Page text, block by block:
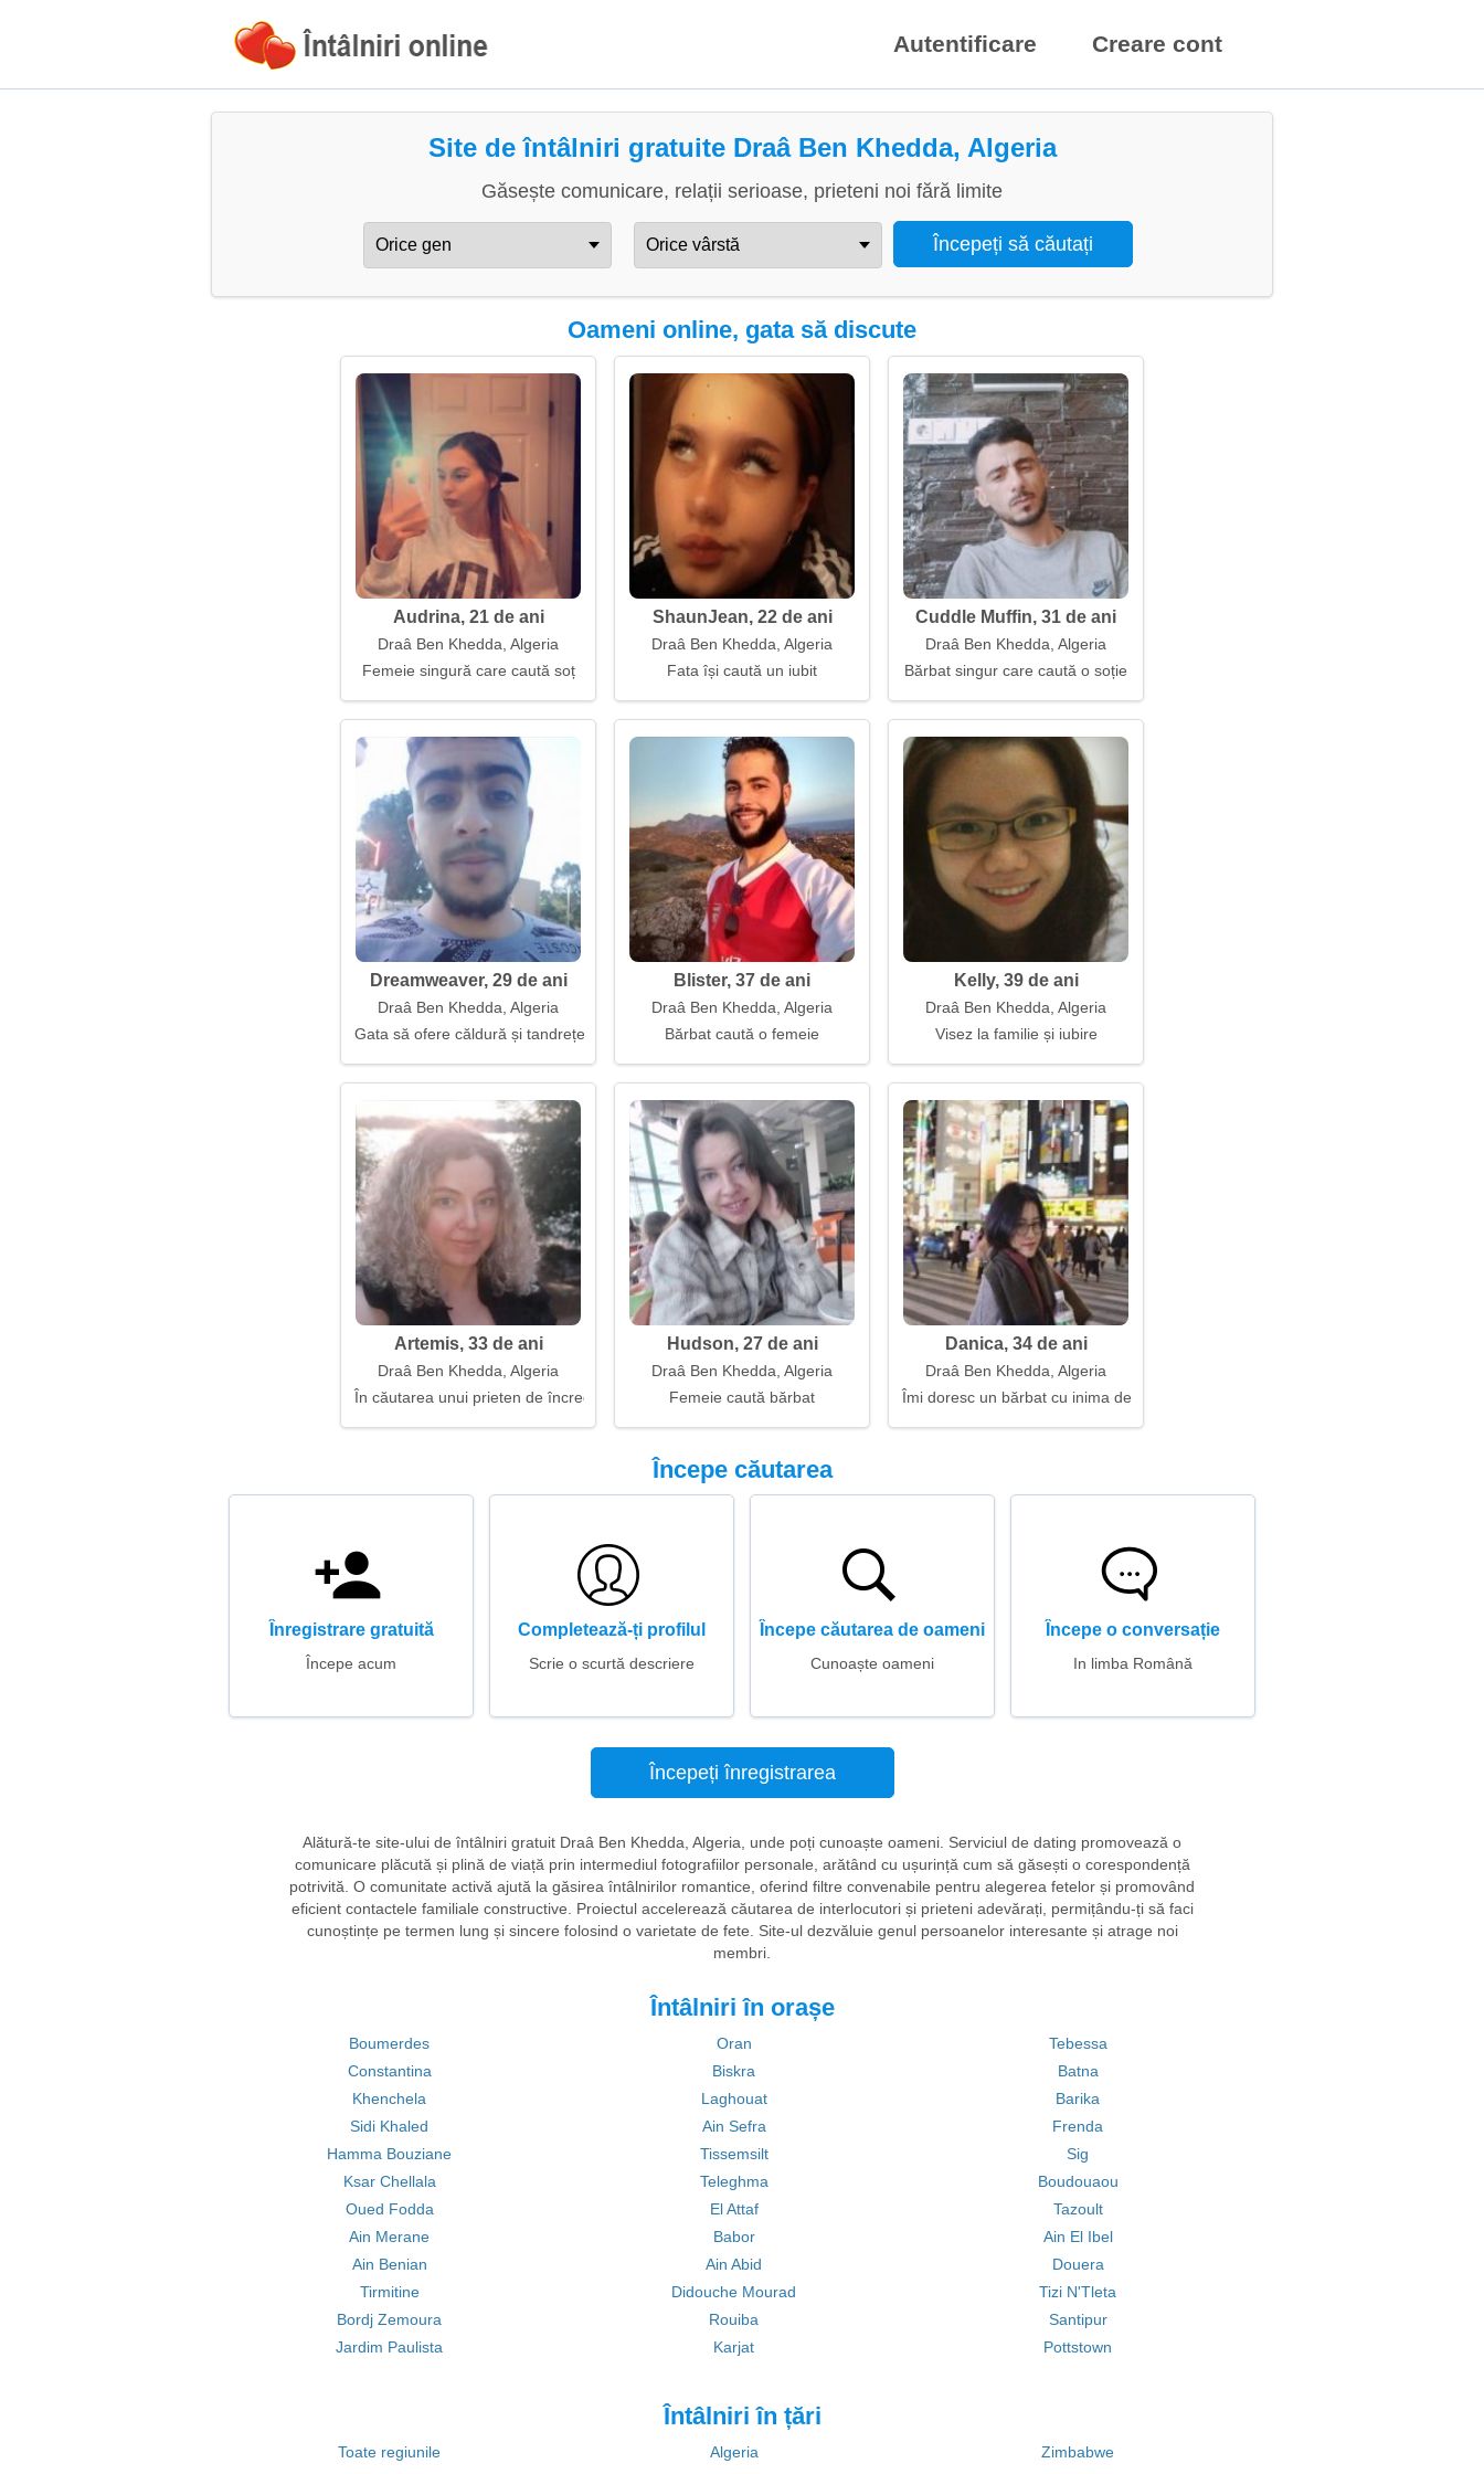
Autentificare Creare cont
Site de întâlniri gratuite Draâ Ben Khedda, Algeria
Găsește comunicare, relații serioase, prieteni noi fără limite
Oameni online, gata să discute
Audrina, 21 de ani
Draâ Ben Khedda, Algeria
Femeie singură care caută soț
ShaunJean, 22 de ani
Draâ Ben Khedda, Algeria
Fata își caută un iubit
Cuddle Muffin, 31 de ani
Draâ Ben Khedda, Algeria
Bărbat singur care caută o soție
Dreamweaver, 29 de ani
Draâ Ben Khedda, Algeria
Gata să ofere căldură și tandrețe
Blister, 37 de ani
Draâ Ben Khedda, Algeria
Bărbat caută o femeie
Kelly, 39 de ani
Draâ Ben Khedda, Algeria
Visez la familie și iubire
Artemis, 33 de ani
Draâ Ben Khedda, Algeria
În căutarea unui prieten de încredere și sincer
Hudson, 27 de ani
Draâ Ben Khedda, Algeria
Femeie caută bărbat
Danica, 34 de ani
Draâ Ben Khedda, Algeria
Îmi doresc un bărbat cu inima deschisă
Începe căutarea
Înregistrare gratuită
Începe acum
Completează-ți profilul
Scrie o scurtă descriere
Începe căutarea de oameni
Cunoaște oameni
Începe o conversație
In limba Română
Începeți înregistrarea
Alătură-te site-ului de întâlniri gratuit Draâ Ben Khedda, Algeria, unde poți cunoaște oameni. Serviciul de dating promovează o
comunicare plăcută și plină de viață prin intermediul fotografiilor personale, arătând cu ușurință cum să găsești o corespondență
potrivită. O comunitate activă ajută la găsirea întâlnirilor romantice, oferind filtre convenabile pentru alegerea fetelor și promovând
eficient contactele familiale constructive. Proiectul accelerează căutarea de interlocutori și prieteni adevărați, permițându-ți să faci
cunoștințe pe termen lung și sincere folosind o varietate de fete. Site-ul dezvăluie genul persoanelor interesante și atrage noi
membri.
Întâlniri în orașe
Boumerdes Oran
Tebessa
Constantina
Biskra
Batna
Khenchela
Laghouat
Barika
Sidi Khaled
Ain Sefra
Frenda
Hamma Bouziane
Tissemsilt
Sig
Ksar Chellala
Teleghma
Boudouaou
Oued Fodda
El Attaf
Tazoult
Ain Merane
Babor
Ain El Ibel
Ain Benian
Ain Abid
Douera
Tirmitine
Didouche Mourad
Tizi N'Tleta
Bordj Zemoura
Rouiba
Santipur
Jardim Paulista
Karjat Pottstown
Întâlniri în țări
Toate regiunile Algeria
Zimbabwe